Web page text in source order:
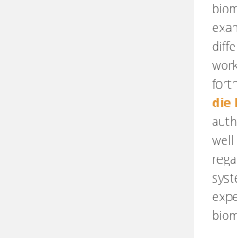
die
well